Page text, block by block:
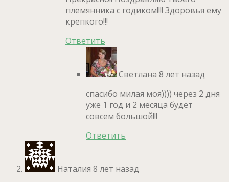
племянника с годиком!!!! Здоровья ему
крепкого!!!
Ответить
Светлана 8 лет назад
спасибо милая моя)))) через 2 дня
уже 1 год и 2 месяца будет
совсем большой!!!
Ответить
Наталия 8 лет назад